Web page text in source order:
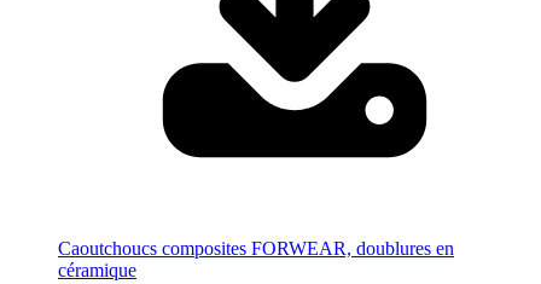
Caoutchoucs composites FORWEAR, doublures en
céramique